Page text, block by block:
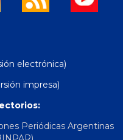
electrónica)
impresa)
Periódicas Argentinas